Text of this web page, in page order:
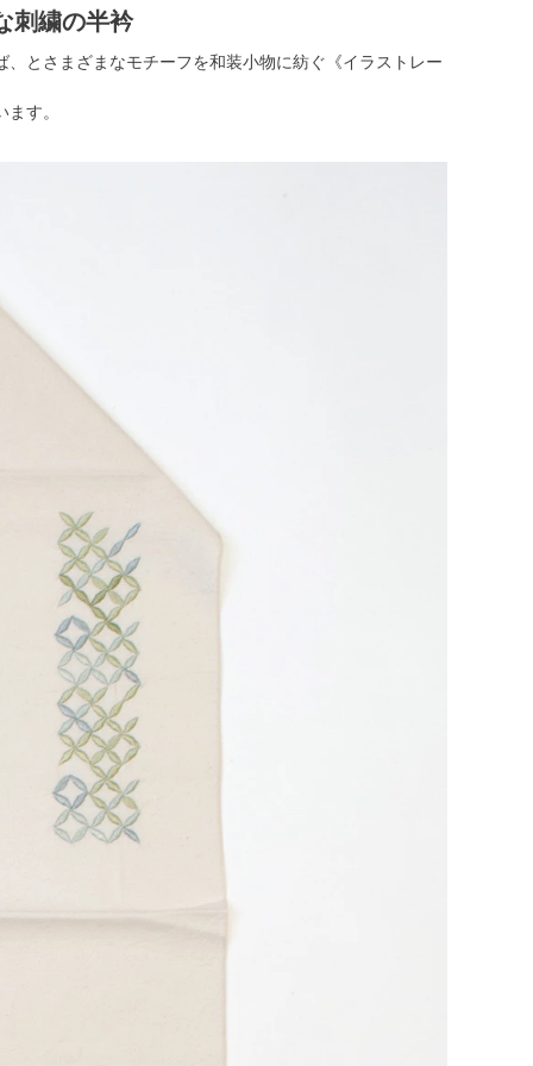
刺繍の半衿
とさまざまなモチーフを和装小物に紡ぐ《イラストレー
す。